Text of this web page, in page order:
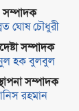
সম্পাদক
ঘোষ চৌধুরী
সম্পাদক
হক বুলবুল
সম্পাদক
রহমান